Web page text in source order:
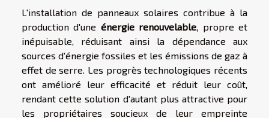
L'installation de panneaux solaires contribue à la
production d'une énergie renouvelable , propre et
inépuisable, réduisant ainsi la dépendance aux
sources d'énergie fossiles et les émissions de gaz à
effet de serre. Les progrès technologiques récents
ont amélioré leur efficacité et réduit leur coût,
rendant cette solution d'autant plus attractive pour
les propriétaires soucieux de leur empreinte